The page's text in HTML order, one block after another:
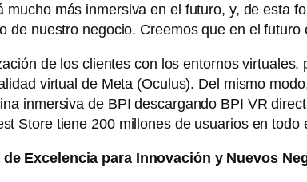
mucho más inmersiva en el futuro, y, de esta
de nuestro negocio. Creemos que en el
de los clientes con los entornos
virtual de Meta (Oculus). Del mismo
inmersiva de BPI descargando BPI VR
Store tiene 200 millones de usuarios en todo
Excelencia para Innovación y Nuevos